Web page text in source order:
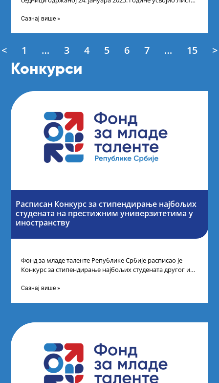
Сазнај више »
< 1 … 3 4 5 6 7 … 15 >
Конкурси
Расписан Конкурс за стипендирање најбољих
студената на престижним универзитетима у
иностранству
Фонд за младе таленте Републике Србије расписао је
Конкурс за стипендирање најбољих студената другог и
Сазнај више »